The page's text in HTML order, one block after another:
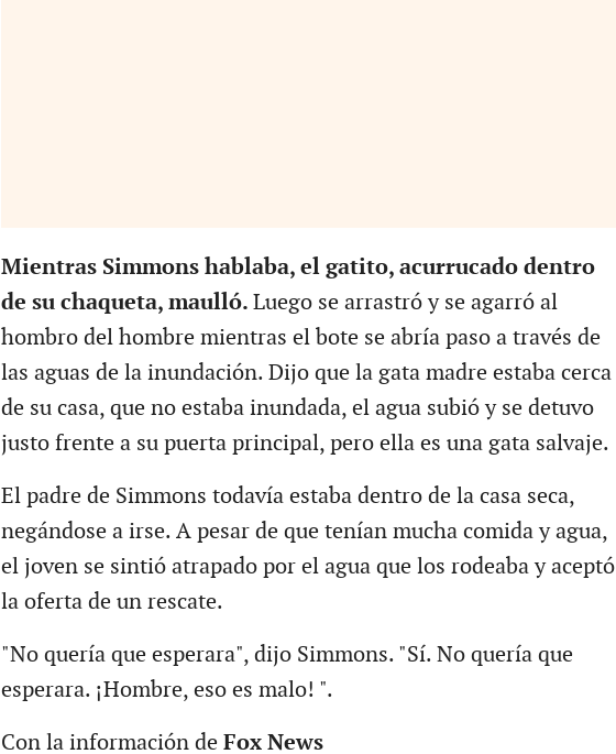
Mientras Simmons hablaba, el gatito, acurrucado dentro
de su chaqueta, maulló. Luego se arrastró y se agarró al
hombro del hombre mientras el bote se abría paso a través de
las aguas de la inundación. Dijo que la gata madre estaba cerca
de su casa, que no estaba inundada, el agua subió y se detuvo
justo frente a su puerta principal, pero ella es una gata salvaje.
El padre de Simmons todavía estaba dentro de la casa seca,
negándose a irse. A pesar de que tenían mucha comida y agua,
el joven se sintió atrapado por el agua que los rodeaba y aceptó
la oferta de un rescate.
"No quería que esperara", dijo Simmons. "Sí. No quería que
esperara. ¡Hombre, eso es malo! ".
Con la información de Fox News